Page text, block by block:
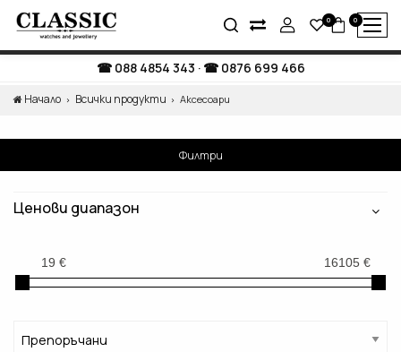
0 0
088 4854 343 · 0876 699 466
Начало Всички продукти Аксесоари
Филтри
Ценови диапазон